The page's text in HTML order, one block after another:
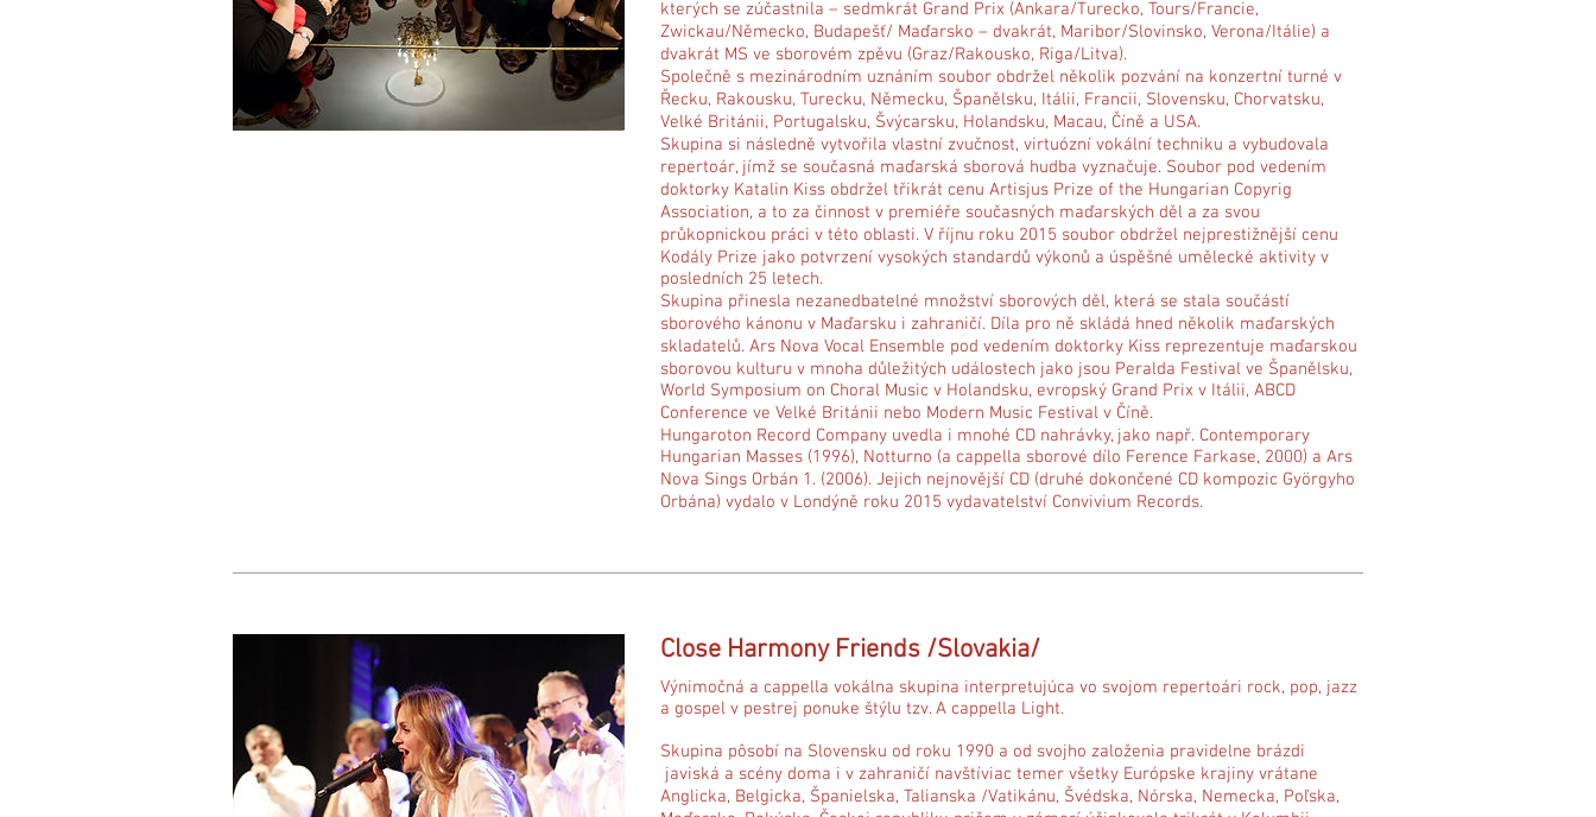
kterých se zúčastnila – sedmkrát Grand Prix (Ankara/Turecko, Tours/Francie,
Zwickau/Německo, Budapešť/ Maďarsko – dvakrát, Maribor/Slovinsko, Verona/Itálie) a
dvakrát MS ve sborovém zpěvu (Graz/Rakousko, Riga/Litva).
Společně s mezinárodním uznáním soubor obdržel několik pozvání na konzertní turné v
Řecku, Rakousku, Turecku, Německu, Španělsku, Itálii, Francii, Slovensku, Chorvatsku,
Velké Británii, Portugalsku, Švýcarsku, Holandsku, Macau, Číně a USA.
Skupina si následně vytvořila vlastní zvučnost, virtuózní vokální techniku a vybudovala
repertoár, jímž se současná maďarská sborová hudba vyznačuje. Soubor pod vedením
doktorky Katalin Kiss obdržel třikrát cenu Artisjus Prize of the Hungarian Copyrig
Association, a to za činnost v premiéře současných maďarských děl a za svou
průkopnickou práci v této oblasti. V říjnu roku 2015 soubor obdržel nejprestižnější cenu
Kodály Prize jako potvrzení vysokých standardů výkonů a úspěšné umělecké aktivity v
posledních 25 letech.
Skupina přinesla nezanedbatelné množství sborových děl, která se stala součástí
sborového kánonu v Maďarsku i zahraničí. Díla pro ně skládá hned několik maďarských
skladatelů. Ars Nova Vocal Ensemble pod vedením doktorky Kiss reprezentuje maďarskou
sborovou kulturu v mnoha důležitých událostech jako jsou Peralda Festival ve Španělsku,
World Symposium on Choral Music v Holandsku, evropský Grand Prix v Itálii, ABCD
Conference ve Velké Británii nebo Modern Music Festival v Číně.
Hungaroton Record Company uvedla i mnohé CD nahrávky, jako např. Contemporary
Hungarian Masses (1996), Notturno (a cappella sborové dílo Ference Farkase, 2000) a Ars
Nova Sings Orbán 1. (2006). Jejich nejnovější CD (druhé dokončené CD kompozic Györgyho
Orbána) vydalo v Londýně roku 2015 vydavatelství Convivium Records.
Close Harmony Friends /Slovakia/
Výnimočná a cappella vokálna skupina interpretujúca vo svojom repertoári rock, pop, jazz
a gospel v pestrej ponuke štýlu tzv. A cappella Light.
Skupina pôsobí na Slovensku od roku 1990 a od svojho založenia pravidelne brázdi
javiská a scény doma i v zahraničí navštíviac temer všetky Európske krajiny vrátane
Anglicka, Belgicka, Španielska, Talianska /Vatikánu, Švédska, Nórska, Nemecka, Poľska,